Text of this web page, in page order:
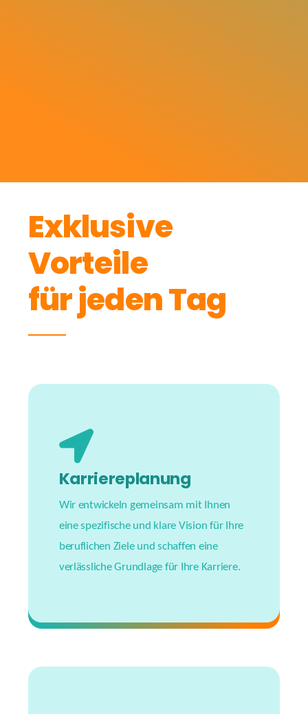
Exklusive
Vorteile
für jeden Tag
Karriereplanung
Wir entwickeln gemeinsam mit Ihnen
eine spezifische und klare Vision für Ihre
beruflichen Ziele und schaffen eine
verlässliche Grundlage für Ihre Karriere.